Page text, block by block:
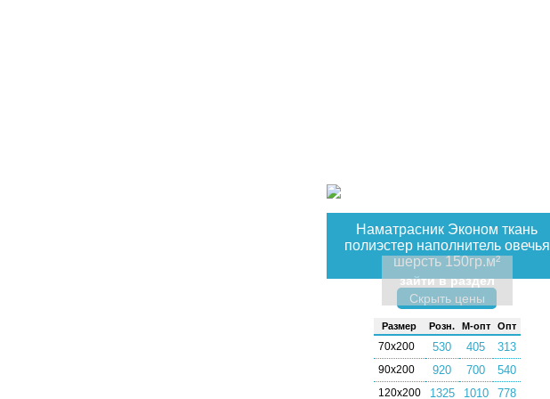
Наматрасник Эконом ткань
полиэстер наполнитель овечья
шерсть 150гр.м²
зайти в раздел
Скрыть цены
Раз­мер Розн. М-опт Опт
70х200 530 405 313
90х200 920 700 540
120х200 1325 1010 778